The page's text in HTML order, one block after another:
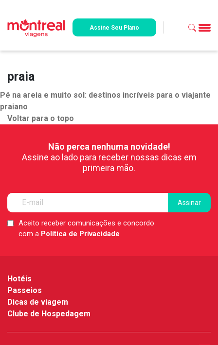
Assine Seu Plano
praia
Pé na areia e muito sol: destinos incríveis para o viajante
praiano
Voltar para o topo
Não perca nenhuma novidade!
Assine ao lado para receber nossas dicas em
primeira mão.
LGPDAceito receber comunicações e concordo
com a Política de Privacidade
Hotéis
Passeios
Dicas de viagem
Clube de Hospedagem